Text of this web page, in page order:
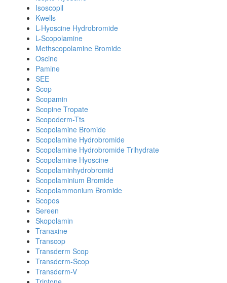
Isoscopil
Kwells
L-Hyoscine Hydrobromide
L-Scopolamine
Methscopolamine Bromide
Oscine
Pamine
SEE
Scop
Scopamin
Scopine Tropate
Scopoderm-Tts
Scopolamine Bromide
Scopolamine Hydrobromide
Scopolamine Hydrobromide Trihydrate
Scopolamine Hyoscine
Scopolaminhydrobromid
Scopolaminium Bromide
Scopolammonium Bromide
Scopos
Sereen
Skopolamin
Tranaxine
Transcop
Transderm Scop
Transderm-Scop
Transderm-V